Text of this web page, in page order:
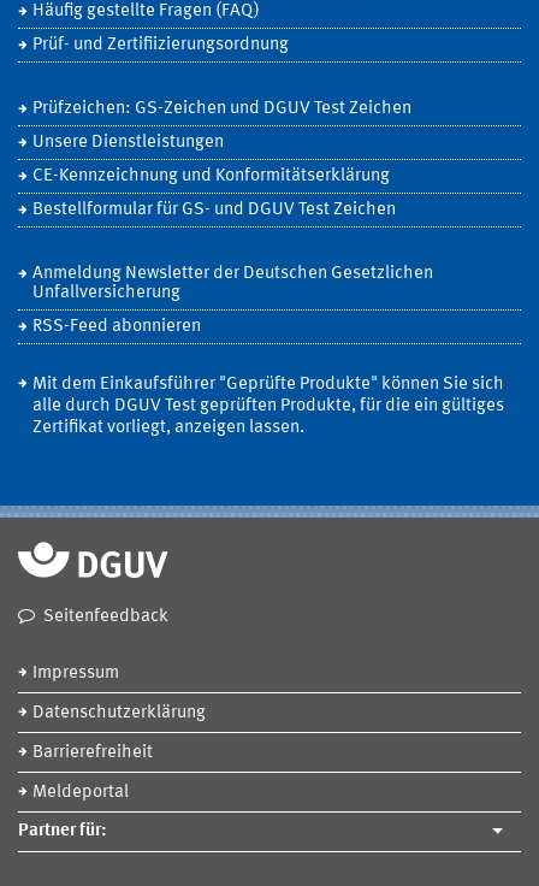
Häufig gestellte Fragen (FAQ)
Prüf- und Zertifiizierungsordnung
Prüfzeichen: GS-Zeichen und DGUV Test Zeichen
Unsere Dienstleistungen
CE-Kennzeichnung und Konformitätserklärung
Bestellformular für GS- und DGUV Test Zeichen
Anmeldung Newsletter der Deutschen Gesetzlichen
Unfallversicherung
RSS-Feed abonnieren
Mit dem Einkaufsführer "Geprüfte Produkte" können Sie sich
alle durch DGUV Test geprüften Produkte, für die ein gültiges
Zertifikat vorliegt, anzeigen lassen.
Seitenfeedback
Impressum
Datenschutzerklärung
Barrierefreiheit
Meldeportal
Partner für: